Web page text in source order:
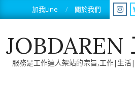
to
加我Line 關於我們
JOBDAREN
服務是工作達人架站的宗旨,工作|生